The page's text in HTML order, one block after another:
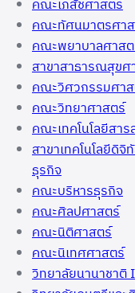
คณะเภสัชศาสตร์
คณะทัศนมาตรศา
คณะพยาบาลศาส
สาขาสาธารณสุขศ
คณะวิศวกรรมศา
คณะวิทยาศาสตร์
คณะเทคโนโลยีสา
สาขาเทคโนโลยีดิ
ธุรกิจ
คณะบริหารธุรกิจ
คณะศิลปศาสตร์
คณะนิติศาสตร์
คณะนิเทศศาสตร์
วิทยาลัยนานาชาติ